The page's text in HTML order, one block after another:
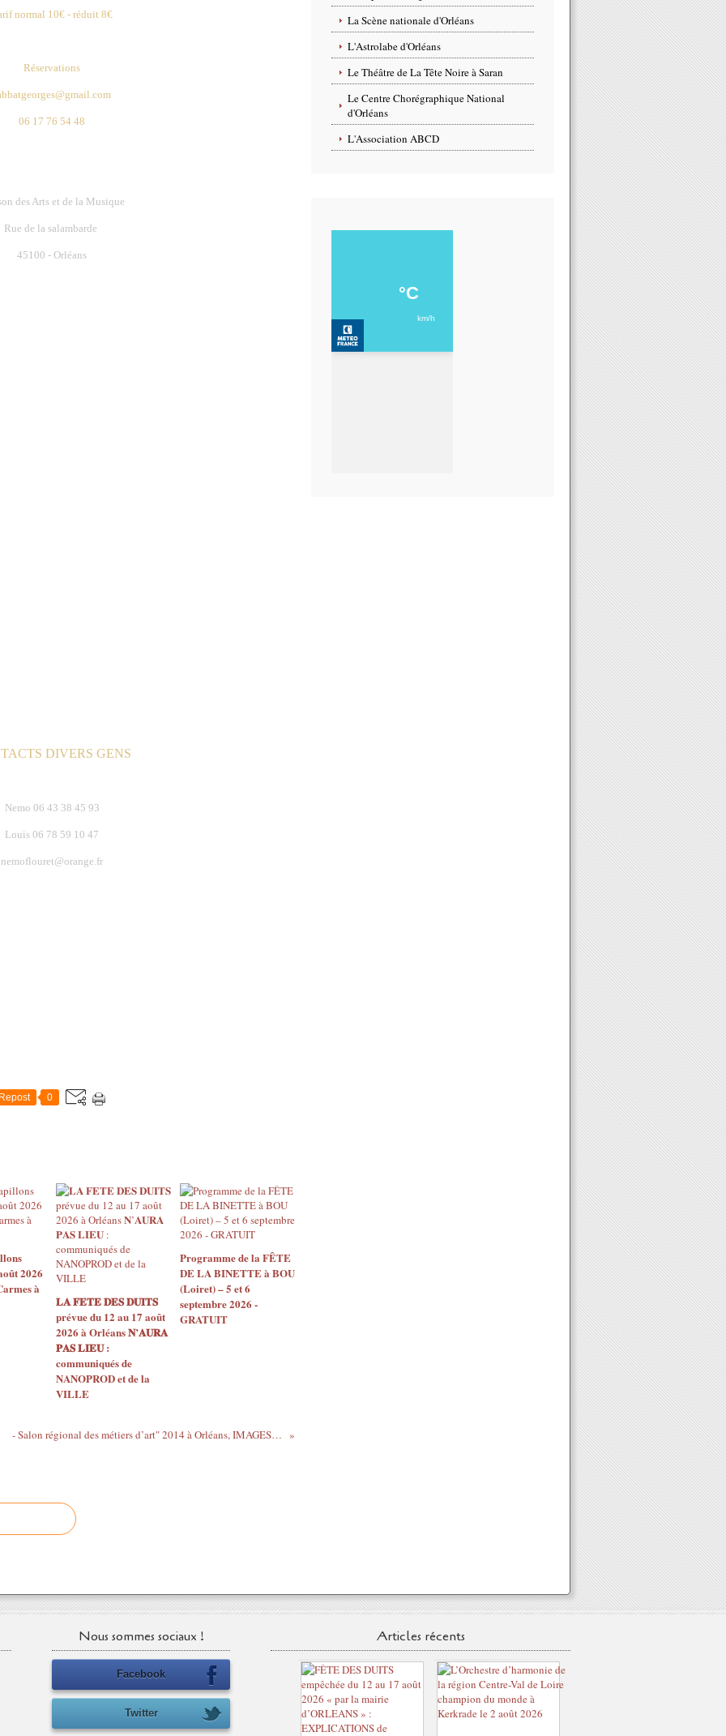
normal 10€ - réduit 8€
Réservations
06 17 76 54 48
des Arts et de la Musique
Rue de la salambarde
45100 - Orléans
DIVERS GENS
Nemo 06 43 38 45 93
Louis 06 78 59 10 47
nemoflouret@orange.fr
0
2026
à
𝐋𝐀 𝐅𝐄𝐓𝐄 𝐃𝐄𝐒 𝐃𝐔𝐈𝐓𝐒
prévue du 12 au 17 août
2026 à Orléans 𝐍’𝐀𝐔𝐑𝐀
𝐏𝐀𝐒 𝐋𝐈𝐄𝐔 :
communiqués de
NANOPROD et de la
VILLE
Programme de la FÊTE
DE LA BINETTE à BOU
(Loiret) – 5 et 6
septembre 2026 -
GRATUIT
- Salon régional des métiers d’art" 2014 à Orléans, IMAGES, RESULTATS DU CONCOURS et remise des PRIX
La Scène nationale d'Orléans
L'Astrolabe d'Orléans
Le Théâtre de La Tête Noire à Saran
Le Centre Chorégraphique National
d'Orléans
L'Association ABCD
Nous sommes sociaux !
Facebook
Twitter
Articles récents